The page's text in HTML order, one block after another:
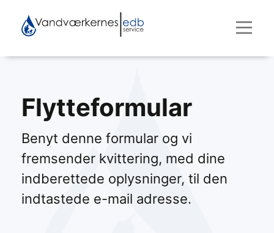
Flytteformular
Benyt denne formular og vi
fremsender kvittering, med dine
indberettede oplysninger, til den
indtastede e-mail adresse.